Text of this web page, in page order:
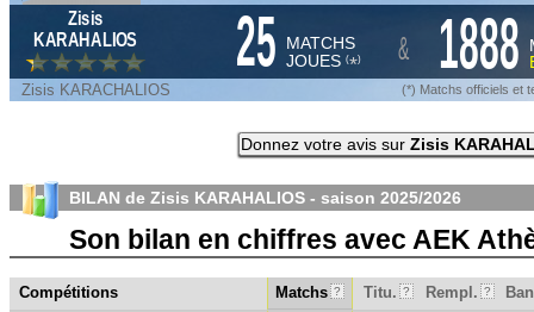
Zisis
KARAHALIOS
25 MATCHS
JOUES (*) & 1888
Zisis KARACHALIOS (*) Matchs officiels et
Donnez votre avis sur Zisis
BILAN de Zisis KARAHALIOS - saison 2025/2026
Son bilan en chiffres avec AEK
Compétitions Matchs ? Titu. ? Rempl. ?